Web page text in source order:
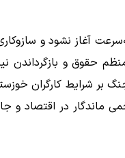
آغاز نشود و
حقوق و بازگرداندن
بر شرایط کارگران
ماندگار در اقتصاد و